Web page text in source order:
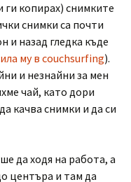
ги копирах) снимките
снимки са почти
и назад гледка къде
му в couchsurfing).
и незнайни за мен
чай, като дори
качва снимки и да си
да ходя на работа, а
центъра и там да